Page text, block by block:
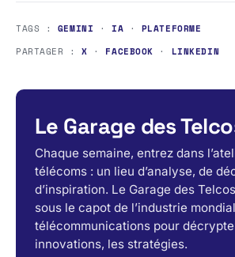
TAGS : GEMINI · IA · PLATEFORME
PARTAGER :X · FACEBOOK · LINKEDIN
Le Garage des
Chaque semaine, entrez dans
télécoms : un lieu d’analyse, de
d’inspiration. Le Garage des
sous le capot de l’industrie
télécommunications pour
innovations, les stratégies.